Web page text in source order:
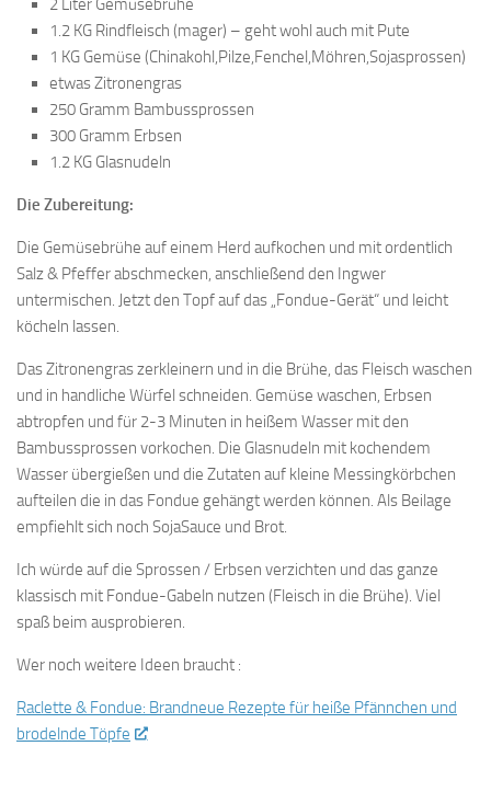
2 Liter Gemüsebrühe
1.2 KG Rindfleisch (mager) – geht wohl auch mit Pute
1 KG Gemüse (Chinakohl,Pilze,Fenchel,Möhren,Sojasprossen)
etwas Zitronengras
250 Gramm Bambussprossen
300 Gramm Erbsen
1.2 KG Glasnudeln
Die Zubereitung:
Die Gemüsebrühe auf einem Herd aufkochen und mit ordentlich
Salz & Pfeffer abschmecken, anschließend den Ingwer
untermischen. Jetzt den Topf auf das „Fondue-Gerät“ und leicht
köcheln lassen.
Das Zitronengras zerkleinern und in die Brühe, das Fleisch waschen
und in handliche Würfel schneiden. Gemüse waschen, Erbsen
abtropfen und für 2-3 Minuten in heißem Wasser mit den
Bambussprossen vorkochen. Die Glasnudeln mit kochendem
Wasser übergießen und die Zutaten auf kleine Messingkörbchen
aufteilen die in das Fondue gehängt werden können. Als Beilage
empfiehlt sich noch SojaSauce und Brot.
Ich würde auf die Sprossen / Erbsen verzichten und das ganze
klassisch mit Fondue-Gabeln nutzen (Fleisch in die Brühe). Viel
spaß beim ausprobieren.
Wer noch weitere Ideen braucht :
Raclette & Fondue: Brandneue Rezepte für heiße Pfännchen und
brodelnde Töpfe